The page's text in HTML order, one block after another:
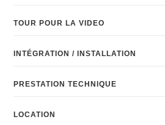
TOUR POUR LA VIDEO
INTÉGRATION / INSTALLATION
PRESTATION TECHNIQUE
LOCATION